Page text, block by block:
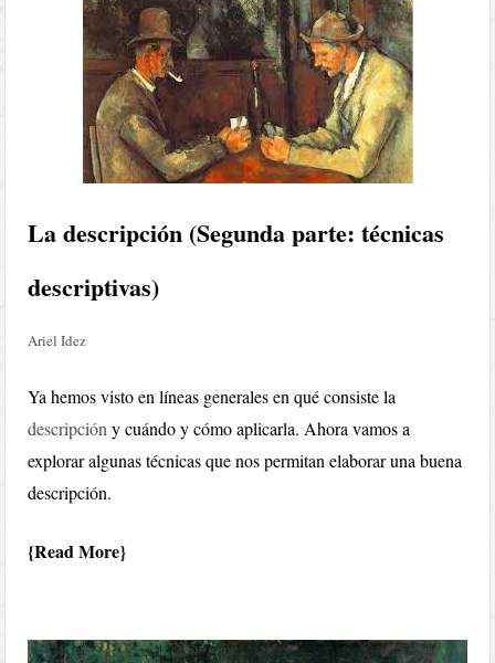
La descripción (Segunda parte: técnicas
descriptivas)
Ariel Idez
Ya hemos visto en líneas generales en qué consiste la
descripción y cuándo y cómo aplicarla. Ahora vamos a
explorar algunas técnicas que nos permitan elaborar una buena
descripción.
Read More